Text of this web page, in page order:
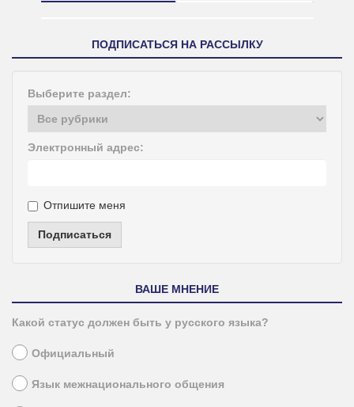
ПОДПИСАТЬСЯ НА РАССЫЛКУ
Выберите раздел:
Электронный адрес:
Отпишите меня
Подписаться
ВАШЕ МНЕНИЕ
Какой статус должен быть у русского языка?
Официальный
Язык межнационального общения